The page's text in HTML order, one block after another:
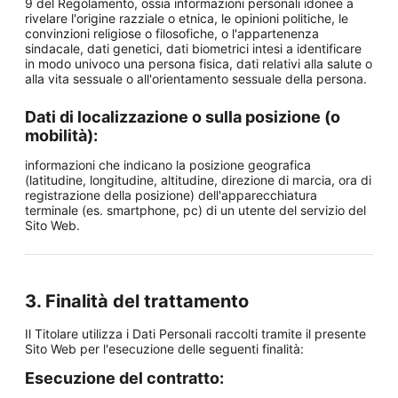
9 del Regolamento, ossia informazioni personali idonee a
rivelare l'origine razziale o etnica, le opinioni politiche, le
convinzioni religiose o filosofiche, o l'appartenenza
sindacale, dati genetici, dati biometrici intesi a identificare
in modo univoco una persona fisica, dati relativi alla salute o
alla vita sessuale o all'orientamento sessuale della persona.
Dati di localizzazione o sulla posizione (o
mobilità):
informazioni che indicano la posizione geografica
(latitudine, longitudine, altitudine, direzione di marcia, ora di
registrazione della posizione) dell'apparecchiatura
terminale (es. smartphone, pc) di un utente del servizio del
Sito Web.
3. Finalità del trattamento
Il Titolare utilizza i Dati Personali raccolti tramite il presente
Sito Web per l'esecuzione delle seguenti finalità:
Esecuzione del contratto: